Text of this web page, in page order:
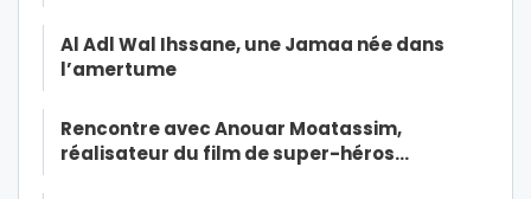
Al Adl Wal Ihssane, une Jamaa née dans
l’amertume
Rencontre avec Anouar Moatassim,
réalisateur du film de super-héros…